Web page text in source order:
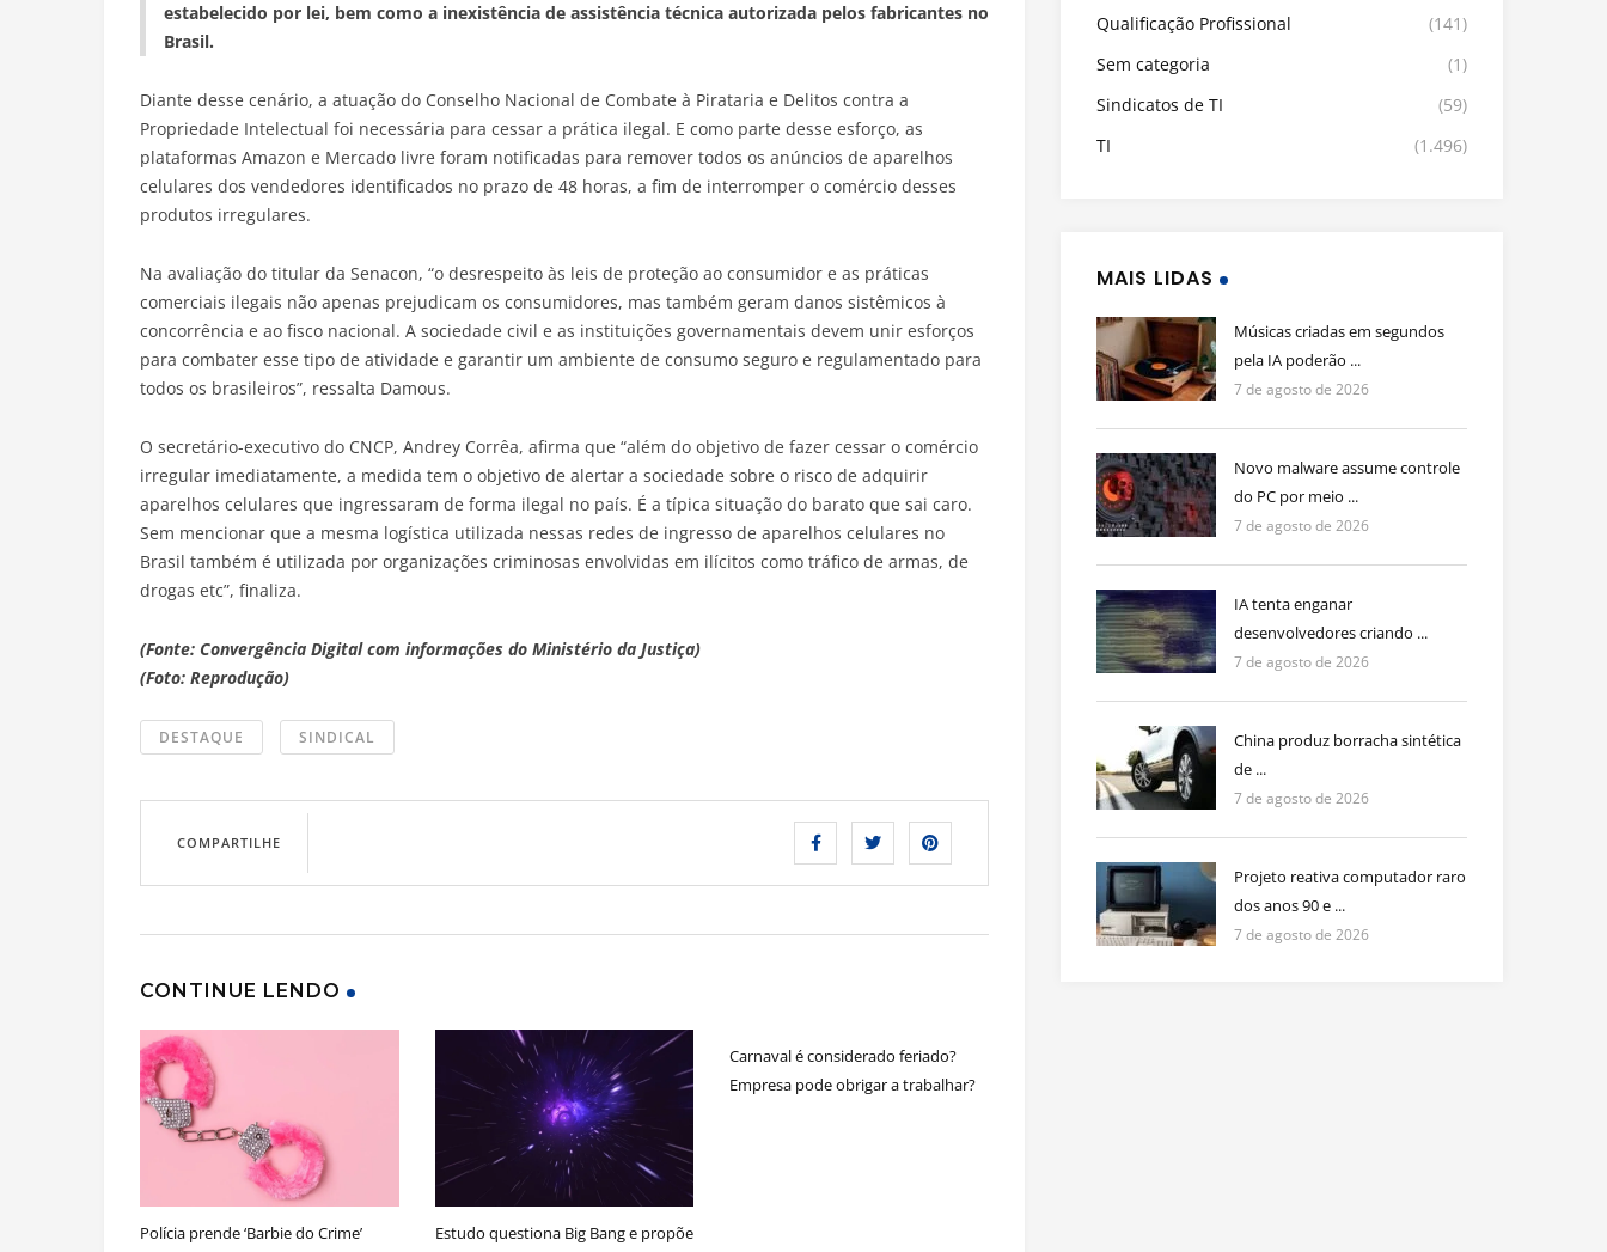
estabelecido por lei, bem como a inexistência de assistência técnica autorizada pelos fabricantes no
Brasil.
Diante desse cenário, a atuação do Conselho Nacional de Combate à Pirataria e Delitos contra a
Propriedade Intelectual foi necessária para cessar a prática ilegal. E como parte desse esforço, as
plataformas Amazon e Mercado livre foram notificadas para remover todos os anúncios de aparelhos
celulares dos vendedores identificados no prazo de 48 horas, a fim de interromper o comércio desses
produtos irregulares.
Na avaliação do titular da Senacon, “o desrespeito às leis de proteção ao consumidor e as práticas
comerciais ilegais não apenas prejudicam os consumidores, mas também geram danos sistêmicos à
concorrência e ao fisco nacional. A sociedade civil e as instituições governamentais devem unir esforços
para combater esse tipo de atividade e garantir um ambiente de consumo seguro e regulamentado para
todos os brasileiros”, ressalta Damous.
O secretário-executivo do CNCP, Andrey Corrêa, afirma que “além do objetivo de fazer cessar o comércio
irregular imediatamente, a medida tem o objetivo de alertar a sociedade sobre o risco de adquirir
aparelhos celulares que ingressaram de forma ilegal no país. É a típica situação do barato que sai caro.
Sem mencionar que a mesma logística utilizada nessas redes de ingresso de aparelhos celulares no
Brasil também é utilizada por organizações criminosas envolvidas em ilícitos como tráfico de armas, de
drogas etc”, finaliza.
(Fonte: Convergência Digital com informações do Ministério da Justiça)
(Foto: Reprodução)
DESTAQUE SINDICAL
COMPARTILHE
CONTINUE LENDO
Polícia prende ‘Barbie do Crime’
Estudo questiona Big Bang e propõe
Carnaval é considerado feriado?
Empresa pode obrigar a trabalhar?
Qualificação Profissional
(141)
Sem categoria
(1)
Sindicatos de TI
(59)
TI
(1.496)
MAIS LIDAS
Músicas criadas em segundos
pela IA poderão ...
7 de agosto de 2026
Novo malware assume controle
do PC por meio ...
7 de agosto de 2026
IA tenta enganar
desenvolvedores criando ...
7 de agosto de 2026
China produz borracha sintética
de ...
7 de agosto de 2026
Projeto reativa computador raro
dos anos 90 e ...
7 de agosto de 2026